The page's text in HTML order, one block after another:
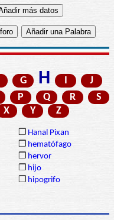
G H I
J
P Q R
S
X Y Z
❒ Hanal Pixan
❒ hematófago
❒ hervor
❒ hijo
❒ hipogrifo